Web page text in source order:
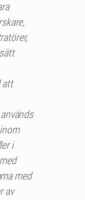
att
i
med
av